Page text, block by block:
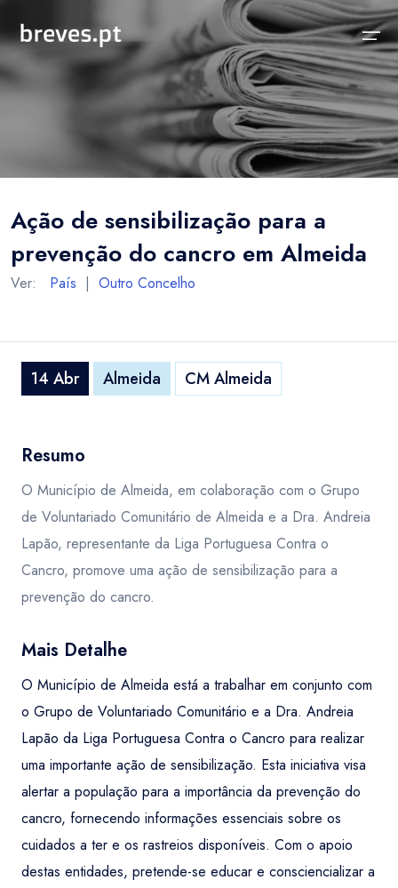
Notícias
Concelhos Vizinhos
Distrito
Temas
Sobre
Funcionalidades
As nossas Fontes
Contactos
Ação de sensibilização para a
prevenção do cancro em Almeida
Ver: País | Outro Concelho
14 Abr Almeida CM Almeida
Resumo
O Município de Almeida, em colaboração com o Grupo
de Voluntariado Comunitário de Almeida e a Dra. Andreia
Lapão, representante da Liga Portuguesa Contra o
Cancro, promove uma ação de sensibilização para a
prevenção do cancro.
Mais Detalhe
O Município de Almeida está a trabalhar em conjunto com
o Grupo de Voluntariado Comunitário e a Dra. Andreia
Lapão da Liga Portuguesa Contra o Cancro para realizar
uma importante ação de sensibilização. Esta iniciativa visa
alertar a população para a importância da prevenção do
cancro, fornecendo informações essenciais sobre os
cuidados a ter e os rastreios disponíveis. Com o apoio
destas entidades, pretende-se educar e consciencializar a